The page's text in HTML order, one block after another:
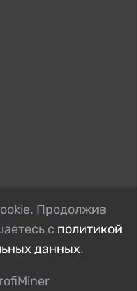
Продолжив
с политикой
данных.